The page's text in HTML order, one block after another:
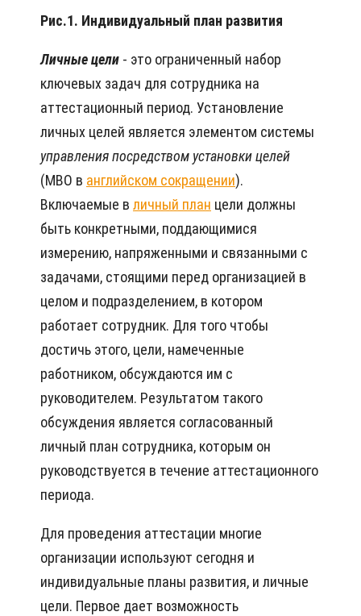
Рис.1. Индивидуальный план развития
Личные цели - это ограниченный набор
ключевых задач для сотрудника на
аттестационный период. Установление
личных целей является элементом системы
управления посредством установки целей
(МВО в английском сокращении).
Включаемые в личный план цели должны
быть конкретными, поддающимися
измерению, напряженными и связанными с
задачами, стоящими перед организацией в
целом и подразделением, в котором
работает сотрудник. Для того чтобы
достичь этого, цели, намеченные
работником, обсуждаются им с
руководителем. Результатом такого
обсуждения является согласованный
личный план сотрудника, которым он
руководствуется в течение аттестационного
периода.
Для проведения аттестации многие
организации используют сегодня и
индивидуальные планы развития, и личные
цели. Первое дает возможность